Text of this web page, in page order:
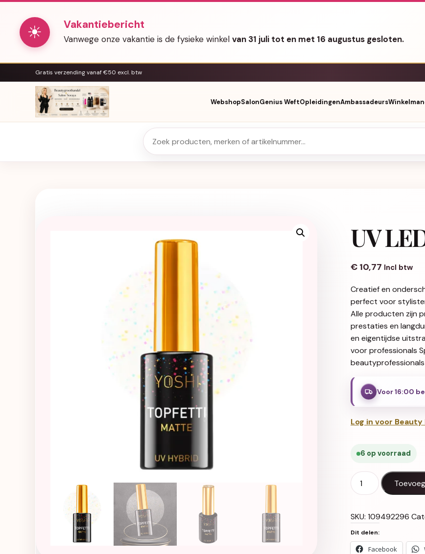
☀ Vakantiebericht
Vanwege onze vakantie is de fysieke winkel van 31 juli tot en met 16 augustus gesloten.
Gratis verzending vanaf €50 excl. btw
WebshopSalonGenius WeftOpleidingenAmbassadeurs
UV
€10,77 Incl btw
Creatief en
perfect voor
Alle producten zijn
prestaties en
en eigentijdse
voor professionals
Voor 16:00
Log in voor Beauty
6 op voorraad
UV LED Topfetti
SKU: 109492296
Dit delen:
Facebook